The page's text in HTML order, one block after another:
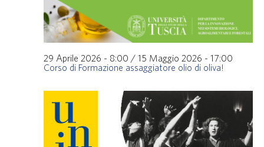
Corso di Formazione assaggiatore olio di oliva!
29 Aprile 2026 - 8:00 / 15 Maggio 2026 - 17:00